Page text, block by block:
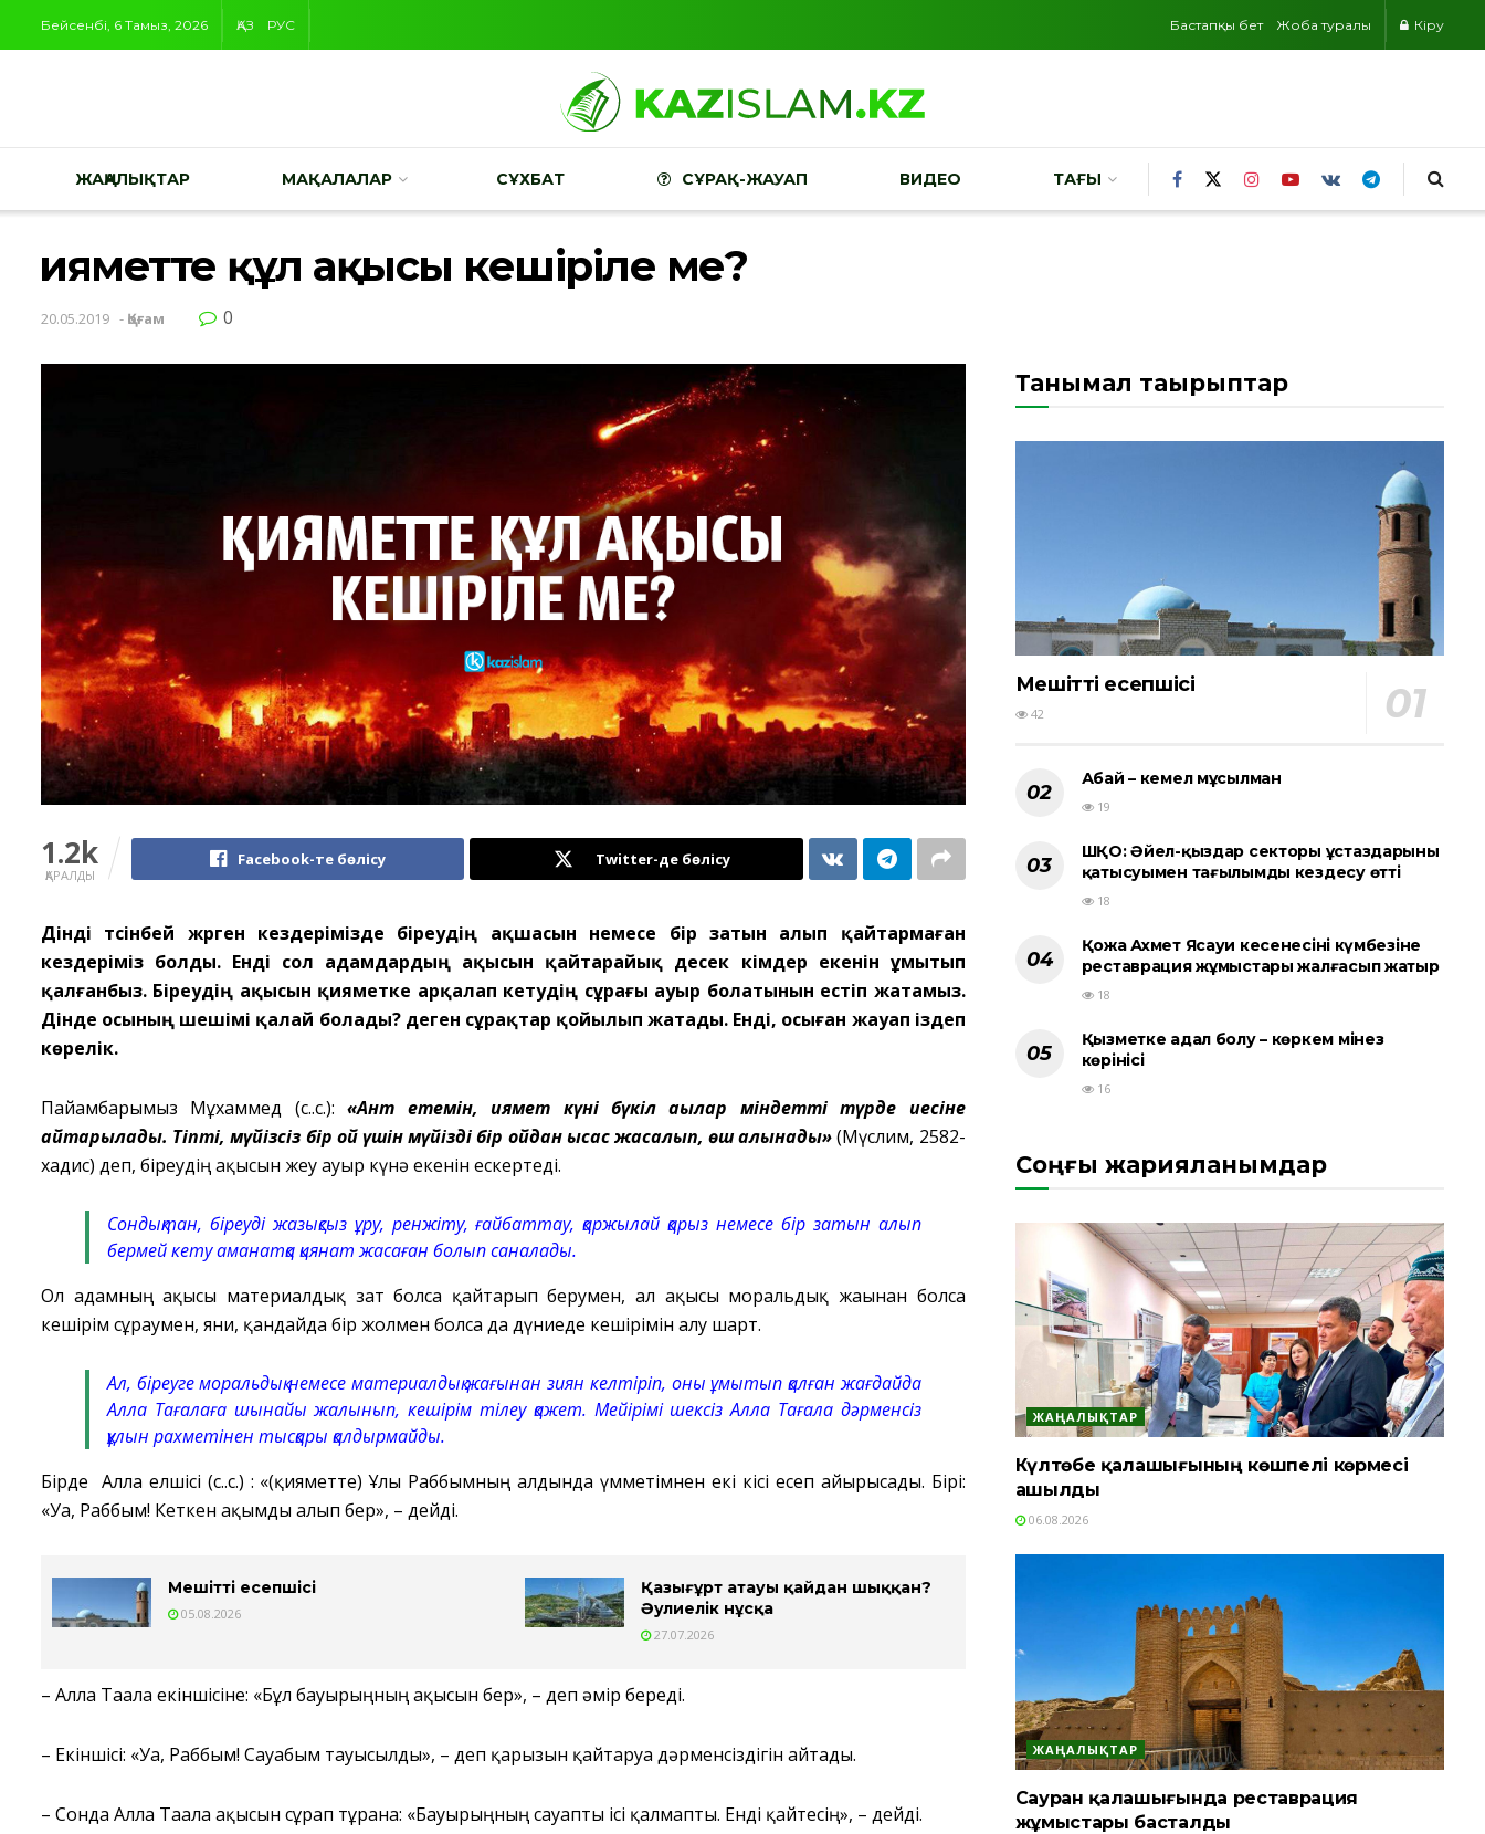
Бейсенбі, 6 Тамыз, 2026 ҚАЗ РУС Бастапқы бет Жоба туралы Кіру
ЖАҢАЛЫҚТАР МАҚАЛАЛАР СҰХБАТ СҰРАҚ-ЖАУАП ВИДЕО ТАҒЫ
Қияметте құл ақысы кешіріле ме?
20.05.2019 - Қоғам 0
1.2k
ҚАРАЛДЫ
Facebook-те бөлісу Twitter-де бөлісу
Дінді түсінбей жүрген кездерімізде біреудің ақшасын немесе бір затын алып қайтармаған
кездеріміз болды. Енді сол адамдардың ақысын қайтарайық десек кімдер екенін ұмытып
қалғанбыз. Біреудің ақысын қияметке арқалап кетудің сұрағы ауыр болатынын естіп жатамыз.
Дінде осының шешімі қалай болады? деген сұрақтар қойылып жатады. Енді, осыған жауап іздеп
көрелік.
Пайғамбарымыз Мұхаммед (с.ғ.с.):«Ант етемін, қиямет күні бүкіл ақылар міндетті түрде иесіне
қайтарылады. Тіпті, мүйізсіз бір қой үшін мүйізді бір қойдан қысас жасалып, өш алынады»(Мүслим, 2582-
хадис) деп, біреудің ақысын жеу ауыр күнә екенін ескертеді.
Сондықтан, біреуді жазықсыз ұру, ренжіту, ғайбаттау, қаржылай қарыз немесе бір затын алып
бермей кету аманатқа қиянат жасаған болып саналады.
Ол адамның ақысы материалдық зат болса қайтарып берумен, ал ақысы моральдық жағынан болса
кешірім сұраумен, яғни, қандайда бір жолмен болса да дүниеде кешірімін алу шарт.
Ал, біреуге моральдық немесе материалдық жағынан зиян келтіріп, оны ұмытып қалған жағдайда
Алла Тағалаға шынайы жалынып, кешірім тілеу қажет. Мейірімі шексіз Алла Тағала дәрменсіз
құлын рахметінен тысқары қалдырмайды.
Бірде Алла елшісі (с.ғ.с.) : «(қияметте) Ұлы Раббымның алдында үмметімнен екі кісі есеп айырысады. Бірі:
«Уа, Раббым! Кеткен ақымды алып бер», – дейді.
Мешіттің есепшісі
05.08.2026
Қазығұрт атауы қайдан шыққан?
Әулиелік нұсқа
27.07.2026
– Алла Тағала екіншісіне: «Бұл бауырыңның ақысын бер», – деп әмір береді.
– Екіншісі: «Уа, Раббым! Сауабым тауысылды», – деп қарызын қайтаруға дәрменсіздігін айтады.
– Сонда Алла Тағала ақысын сұрап тұрғанға: «Бауырыңның сауапты ісі қалмапты. Енді қайтесің», – дейді.
Танымал тақырыптар
Мешіттің есепшісі
42
Абай – кемел мұсылман
19
ШҚО: Әйел-қыздар секторы ұстаздарының
қатысуымен тағылымды кездесу өтті
18
Қожа Ахмет Ясауи кесенесінің күмбезіне
реставрация жұмыстары жалғасып жатыр
18
Қызметке адал болу – көркем мінез
көрінісі
16
Соңғы жарияланымдар
ЖАҢАЛЫҚТАР
Күлтөбе қалашығының көшпелі көрмесі
ашылды
06.08.2026
ЖАҢАЛЫҚТАР
Сауран қалашығында реставрация
жұмыстары басталды